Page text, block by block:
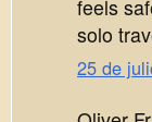
feels
solo
25 de